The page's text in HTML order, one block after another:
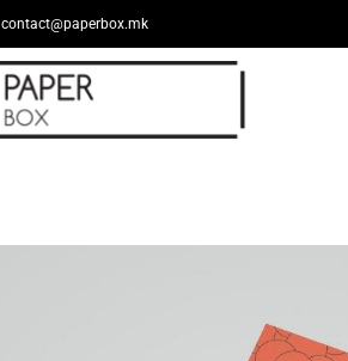
contact@paperbox.mk